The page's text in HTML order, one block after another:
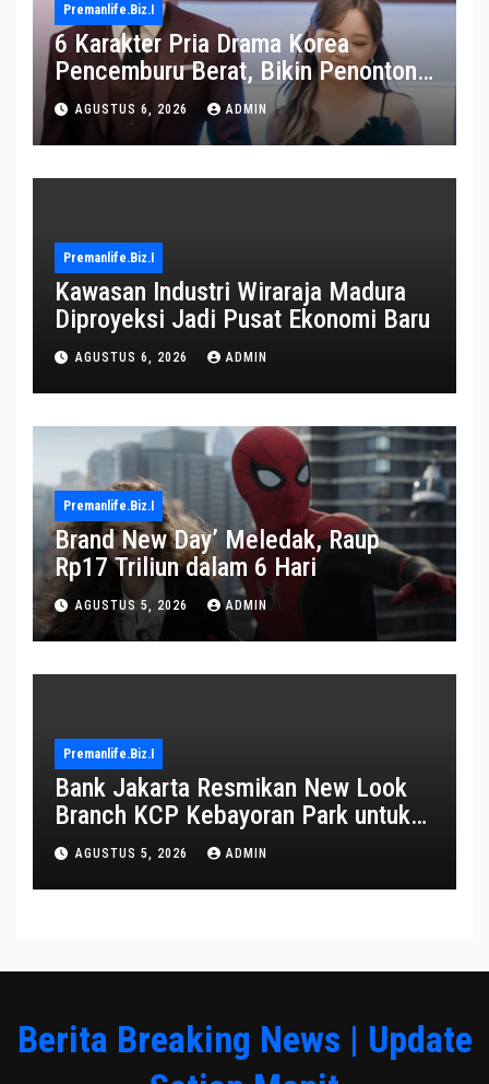
Premanlife.biz.i
6 Karakter Pria Drama Korea
Pencemburu Berat, Bikin Penonton
Gemas
AGUSTUS 6, 2026 ADMIN
Premanlife.biz.i
Kawasan Industri Wiraraja Madura
Diproyeksi Jadi Pusat Ekonomi Baru
AGUSTUS 6, 2026 ADMIN
Premanlife.biz.i
Brand New Day’ Meledak, Raup
Rp17 Triliun dalam 6 Hari
AGUSTUS 5, 2026 ADMIN
Premanlife.biz.i
Bank Jakarta Resmikan New Look
Branch KCP Kebayoran Park untuk
Transformasi Layanan
AGUSTUS 5, 2026 ADMIN
Berita Breaking News | Update